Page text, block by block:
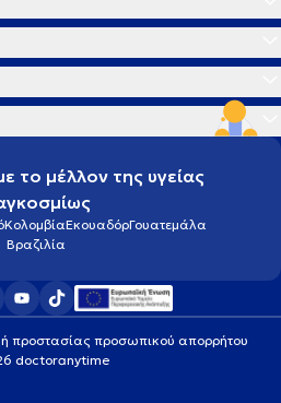
το μέλλον της υγείας
ΚολομβίαΕκουαδόρΓουατεμάλα
Βραζιλία
προστασίας προσωπικού απορρήτου
doctoranytime